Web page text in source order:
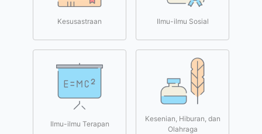
Kesusastraan Ilmu-ilmu Sosial
Ilmu-ilmu Terapan
Kesenian, Hiburan, dan
Olahraga